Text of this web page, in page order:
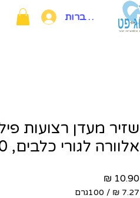
להתחברות
שזיר מעדן רצועות
אלוורה לגורי כלבים, 150 גרם
/ 100גרם